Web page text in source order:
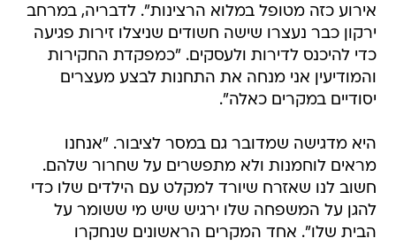
אירוע כזה מטופל במלוא הרצינות". לדבריה, במרחב
ירקון כבר נעצרו שישה חשודים שניצלו זירות פגיעה
כדי להיכנס לדירות ולעסקים. "כמפקדת החקירות
והמודיעין אני מנחה את התחנות לבצע מעצרים
יסודיים במקרים כאלה".
היא מדגישה שמדובר גם במסר לציבור. "אנחנו
מראים לוחמנות ולא מתפשרים על שחרור שלהם.
חשוב לנו שאזרח שיורד למקלט עם הילדים שלו כדי
להגן על המשפחה שלו ירגיש שיש מי ששומר על
הבית שלו". אחד המקרים הראשונים שנחקרו